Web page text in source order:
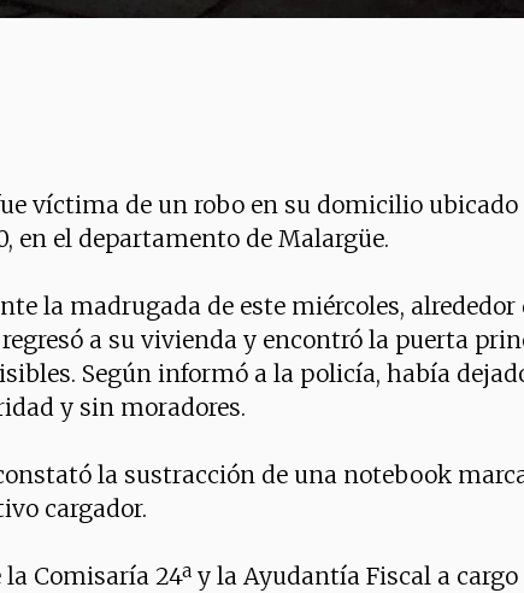
víctima de un robo en su domicilio ubicado
en el departamento de Malargüe.
la madrugada de este miércoles, alrededor
a su vivienda y encontró la puerta
Según informó a la policía, había
y sin moradores.
la sustracción de una notebook
cargador.
Comisaría 24ª y la Ayudantía Fiscal a cargo